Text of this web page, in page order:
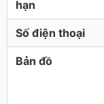
hạn
Số điện thoại
Bản đồ